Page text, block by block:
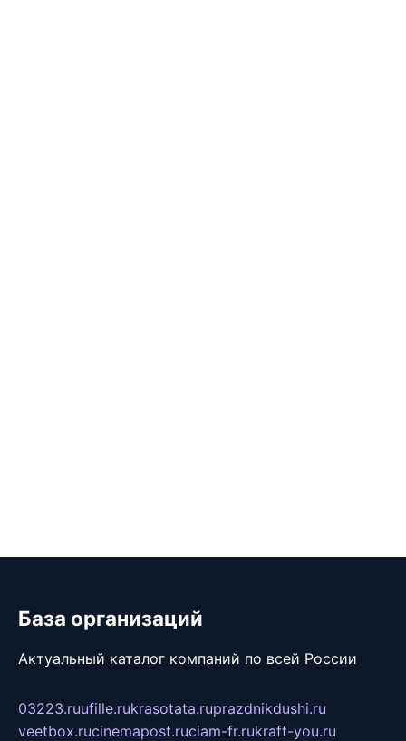
База организаций
Актуальный каталог компаний по всей России
03223.ruufille.rukrasotata.ruprazdnikdushi.ru
veetbox.rucinemapost.ruciam-fr.rukraft-you.ru